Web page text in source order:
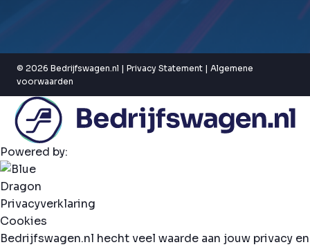
© 2026 Bedrijfswagen.nl | Privacy Statement | Algemene
voorwaarden
Powered by:
Privacyverklaring
Cookies
Bedrijfswagen.nl hecht veel waarde aan jouw privacy en